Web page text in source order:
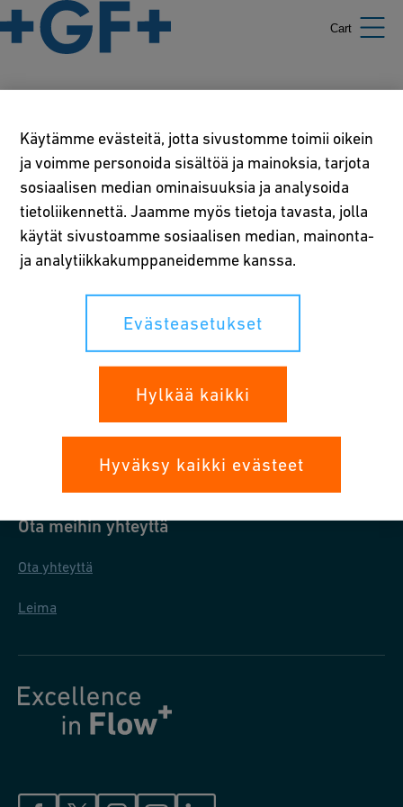
Cart
Käytäntömme
Käyttöehdot
Tietosuojalausunto
Evästeasetukset
Whistleblowing
Ota meihin yhteyttä
Ota yhteyttä
Leima
Käytämme evästeitä, jotta sivustomme toimii oikein
ja voimme personoida sisältöä ja mainoksia, tarjota
sosiaalisen median ominaisuuksia ja analysoida
tietoliikennettä. Jaamme myös tietoja tavasta, jolla
käytät sivustoamme sosiaalisen median, mainonta-
ja analytiikkakumppaneidemme kanssa.
Evästeasetukset
Hylkää kaikki
Hyväksy kaikki evästeet